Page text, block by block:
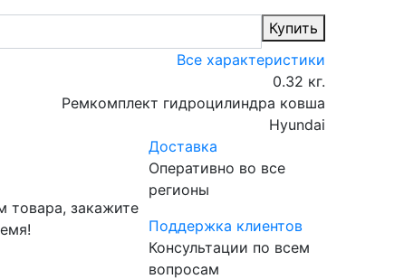
Купить
Все характеристики
0.32 кг.
Ремкомплект гидроцилиндра ковша
Hyundai
товара, закажите
Доставка
Оперативно во все
регионы
Поддержка клиентов
Консультации по всем
вопросам